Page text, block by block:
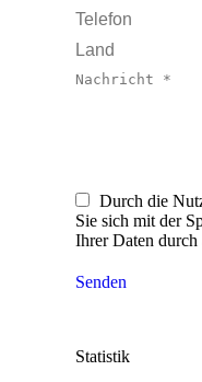
Telefon
Land
Nachricht *
Durch die
Sie sich mit der
Ihrer Daten durch
Senden
Statistik